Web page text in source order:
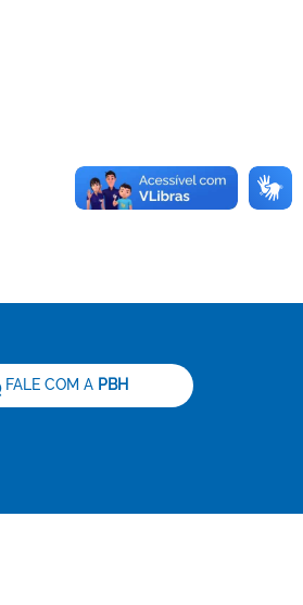
FALE COM A PBH